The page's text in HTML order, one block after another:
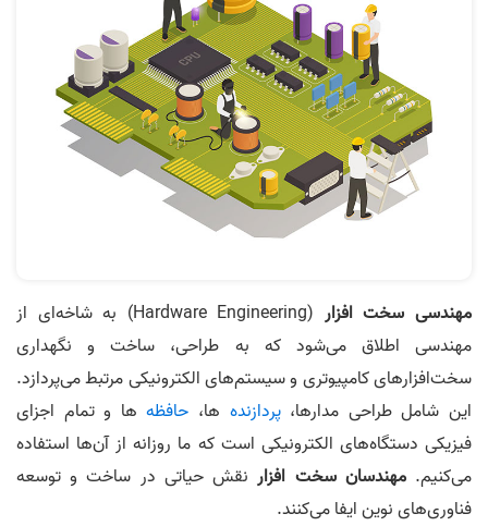
مهندسی سخت افزار
(Hardware Engineering) به شاخه‌ای از
مهندسی اطلاق می‌شود که به طراحی، ساخت و نگهداری
سخت‌افزارهای کامپیوتری و سیستم‌های الکترونیکی مرتبط می‌پردازد.
این شامل طراحی مدارها،پردازنده ها، حافظهها و تمام اجزای
فیزیکی دستگاه‌های الکترونیکی است که ما روزانه از آن‌ها استفاده
می‌کنیم.مهندسان سخت افزارنقش حیاتی در ساخت و توسعه
فناوری‌های نوین ایفا می‌کنند.